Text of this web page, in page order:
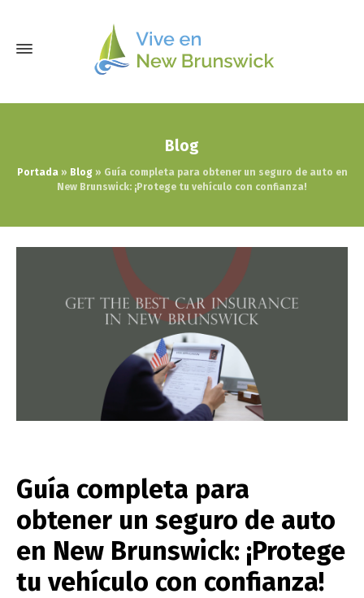
Blog
Portada» Blog» Guía completa para obtener un seguro de auto en
New Brunswick: ¡Protege tu vehículo con confianza!
Guía completa para
obtener un seguro de auto
en New Brunswick: ¡Protege
tu vehículo con confianza!